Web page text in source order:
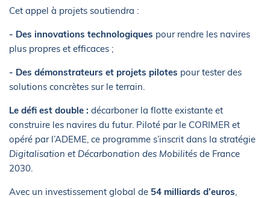
Cet appel à projets soutiendra :
- Des innovations technologiques pour rendre les navires
plus propres et efficaces ;
- Des démonstrateurs et projets pilotes pour tester des
solutions concrètes sur le terrain.
Le défi est double : décarboner la flotte existante et
construire les navires du futur. Piloté par le CORIMER et
opéré par l’ADEME, ce programme s’inscrit dans la stratégie
Digitalisation et Décarbonation des Mobilités de France
2030.
Avec un investissement global de 54 milliards d’euros,